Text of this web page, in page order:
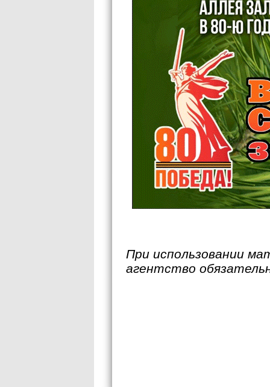
При использовании
агентство